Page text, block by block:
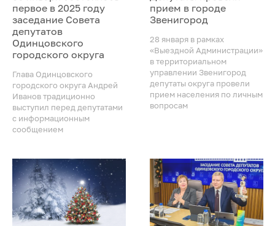
первое в 2025 году
заседание Совета
депутатов
Одинцовского
городского округа
Глава Одинцовского
городского округа Андрей
Иванов традиционно
выступил перед депутатами
с информационным
сообщением
прием в городе
Звенигород
28 января в рамках
«Выездной Администрации»
в территориальном
управлении Звенигород
депутаты округа провели
прием населения по личным
вопросам